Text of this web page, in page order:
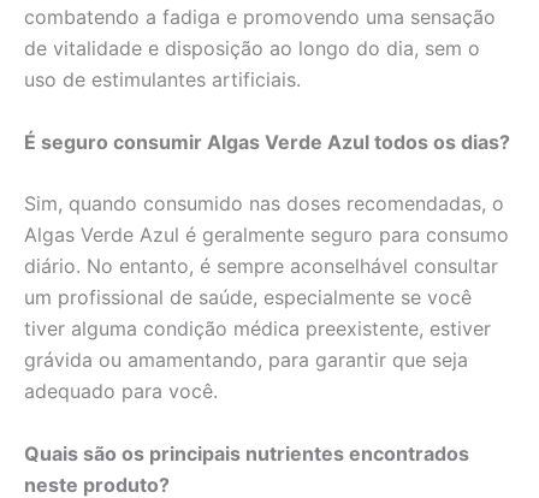
combatendo a fadiga e promovendo uma sensação
de vitalidade e disposição ao longo do dia, sem o
uso de estimulantes artificiais.
É seguro consumir Algas Verde Azul todos os dias?
Sim, quando consumido nas doses recomendadas, o
Algas Verde Azul é geralmente seguro para consumo
diário. No entanto, é sempre aconselhável consultar
um profissional de saúde, especialmente se você
tiver alguma condição médica preexistente, estiver
grávida ou amamentando, para garantir que seja
adequado para você.
Quais são os principais nutrientes encontrados
neste produto?